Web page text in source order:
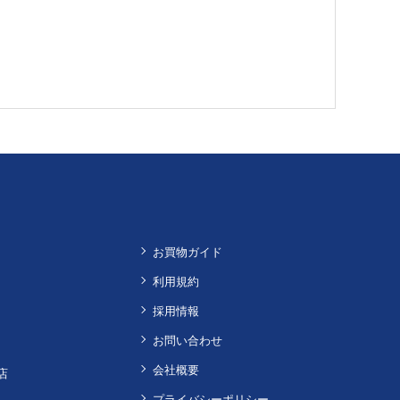
お買物ガイド
利用規約
採用情報
お問い合わせ
会社概要